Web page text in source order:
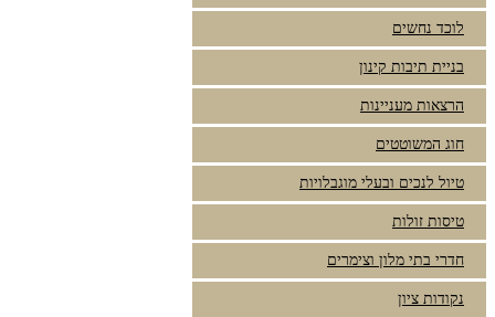
לוכד נחשים
בניית תיבות קינון
הרצאות מעניינות
חוג המשוטטים
טיול לנכים ובעלי מוגבלויות
טיסות זולות
חדרי בתי מלון וצימרים
נקודות ציון